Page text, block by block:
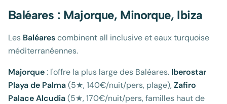
Baléares : Majorque, Minorque, Ibiza
Les Baléarescombinent all inclusive et eaux turquoise
méditerranéennes.
Majorque: l'offre la plus large des Baléares. Iberostar
Playa de Palma(5★, 140€/nuit/pers, plage),Zafiro
Palace Alcudia(5★, 170€/nuit/pers, familles haut de